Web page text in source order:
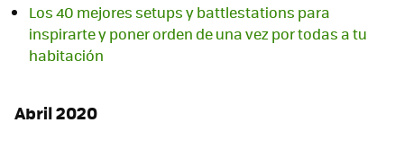
Los 40 mejores setups y battlestations para
inspirarte y poner orden de una vez por todas a tu
habitación
Abril 2020